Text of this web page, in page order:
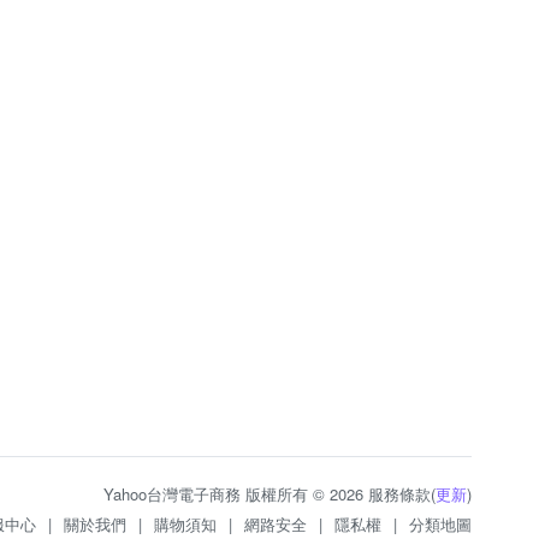
Yahoo台灣電子商務 版權所有 © 2026 服務條款(更新)
中心 | 關於我們 | 購物須知 | 網路安全 | 隱私權 | 分類地圖